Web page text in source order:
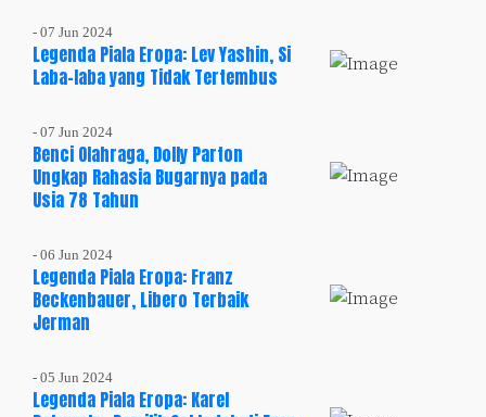
- 07 Jun 2024
Legenda Piala Eropa: Lev Yashin, Si
Laba-laba yang Tidak Tertembus
- 07 Jun 2024
Benci Olahraga, Dolly Parton
Ungkap Rahasia Bugarnya pada
Usia 78 Tahun
- 06 Jun 2024
Legenda Piala Eropa: Franz
Beckenbauer, Libero Terbaik
Jerman
- 05 Jun 2024
Legenda Piala Eropa: Karel